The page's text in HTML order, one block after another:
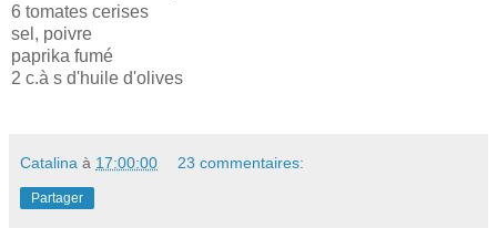
6 tomates cerises
sel, poivre
paprika fumé
2 c.à s d'huile d'olives
Catalina à 17:00:00 23 commentaires:
Partager